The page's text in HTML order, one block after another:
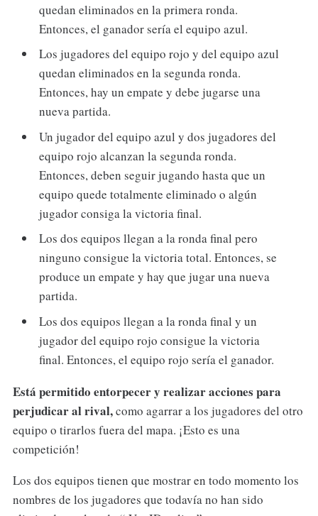
quedan eliminados en la primera ronda.
Entonces, el ganador sería el equipo azul.
Los jugadores del equipo rojo y del equipo azul
quedan eliminados en la segunda ronda.
Entonces, hay un empate y debe jugarse una
nueva partida.
Un jugador del equipo azul y dos jugadores del
equipo rojo alcanzan la segunda ronda.
Entonces, deben seguir jugando hasta que un
equipo quede totalmente eliminado o algún
jugador consiga la victoria final.
Los dos equipos llegan a la ronda final pero
ninguno consigue la victoria total. Entonces, se
produce un empate y hay que jugar una nueva
partida.
Los dos equipos llegan a la ronda final y un
jugador del equipo rojo consigue la victoria
final. Entonces, el equipo rojo sería el ganador.
Está permitido entorpecer y realizar acciones para
perjudicar al rival,como agarrar a los jugadores del otro
equipo o tirarlos fuera del mapa. ¡Esto es una
competición!
Los dos equipos tienen que mostrar en todo momento los
nombres de los jugadores que todavía no han sido